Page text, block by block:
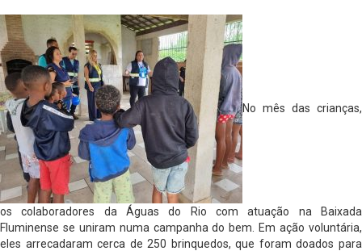
No mês das crianças,
os colaboradores da Águas do Rio com atuação na Baixada
Fluminense se uniram numa campanha do bem. Em ação voluntária,
eles arrecadaram cerca de 250 brinquedos, que foram doados para